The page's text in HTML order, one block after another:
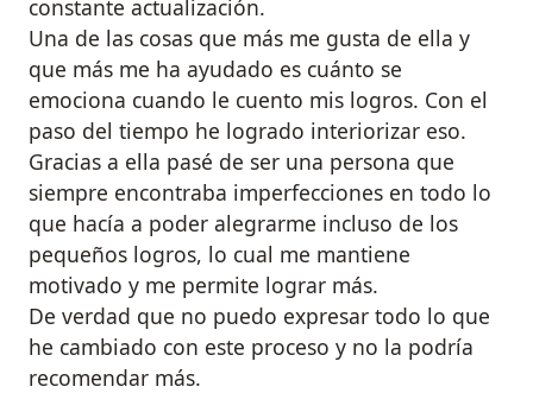
constante actualización.
Una de las cosas que más me gusta de ella y
que más me ha ayudado es cuánto se
emociona cuando le cuento mis logros. Con el
paso del tiempo he logrado interiorizar eso.
Gracias a ella pasé de ser una persona que
siempre encontraba imperfecciones en todo lo
que hacía a poder alegrarme incluso de los
pequeños logros, lo cual me mantiene
motivado y me permite lograr más.
De verdad que no puedo expresar todo lo que
he cambiado con este proceso y no la podría
recomendar más.